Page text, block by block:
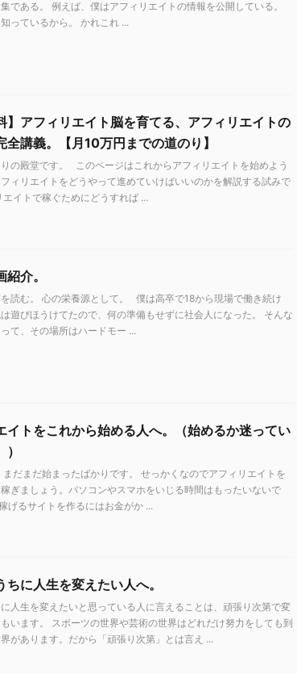
である。 例えば、僕はアフィリエイトの情報を公開している。
っているから。 かれこれ ...
】アフィリエイト脳を育てる、アフィリエイトの
全講義。【月10万円までの道のり】
の殿堂です。 このページはこれからアフィリエイトを始めよう
ィリエイトをどうやって進めていけばいいのかを解説する試みで
イトで稼ぐためにどうすれば ...
介。
読む。 心の栄養源として。 僕は高卒で18から現場で働き続け
遊びほうけてたので、何の準備もせずに社会人になった。 そんな
て、その場所はハードモー ...
イトをこれから始める人へ。（始めるか迷ってい
まだまだ始まったばかりです。 せっかくなのでアフィリエイトを
ぎましょう。パソコンやスマホをいじる時間はもったいないで
げるサイトを作るにはお金がか ...
ちに人生を変えたい人へ。
人生を変えたいと思っている人に言えることは、頑張り次第で変
います。 スポーツの世界や芸術の世界はどれだけ努力をしても到
があります。だから「頑張り次第」とは言え ...